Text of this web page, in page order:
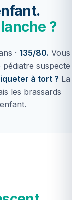
?
· 135/80. Vous
pédiatre suspecte
à tort ? La
les brassards